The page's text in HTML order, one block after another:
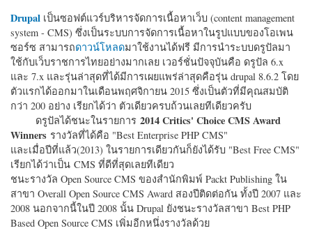
Drupal เป็นซอฟต์แวร์บริหารจัดการเนื้อหาเว็บ (content management
system - CMS) ซึ่งเป็นระบบการจัดการเนื้อหาในรูปแบบของโอเพน
ซอร์ซ สามารถดาวน์โหลดมาใช้งานได้ฟรี มีการนำระบบดรูปัลมา
ใช้กับเว็บราชการไทยอย่างมากเลย เวอร์ชั่นปัจจุบันคือ ดรูปัล 6.x
และ 7.x และรุ่นล่าสุดที่ได้มีการเผยแพร่ล่าสุดคือรุ่น drupal 8.6.2 โดย
ตัวแรกได้ออกมาในเดือนพฤศจิกายน 2015 ซึ่งเป็นตัวที่มีคุณสมบัติ
กว่า 200 อย่าง เรียกได้ว่า ตัวเดียวครบถ้วนเลยทีเดียวครับ
ดรูปัลได้ชนะในรายการ 2014 Critics' Choice CMS Award
Winners รางวัลที่ได้คือ "Best Enterprise PHP CMS"
และเมื่อปีที่แล้ว(2013) ในรายการเดียวกันก็ยังได้รับ "Best Free CMS"
เรียกได้ว่าเป็น CMS ที่ดีที่สุดเลยทีเดียว
ชนะรางวัล Open Source CMS ของสำนักพิมพ์ Packt Publishing ใน
สาขา Overall Open Source CMS Award สองปีติดต่อกัน ทั้งปี 2007 และ
2008 นอกจากนี้ในปี 2008 นั้น Drupal ยังชนะรางวัลสาขา Best PHP
Based Open Source CMS เพิ่มอีกหนึ่งรางวัลด้วย